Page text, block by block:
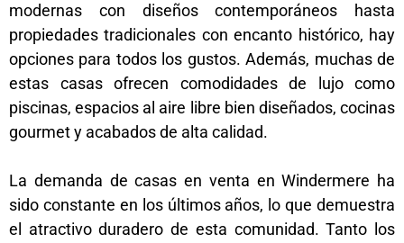
modernas con diseños contemporáneos hasta
propiedades tradicionales con encanto histórico, hay
opciones para todos los gustos. Además, muchas de
estas casas ofrecen comodidades de lujo como
piscinas, espacios al aire libre bien diseñados, cocinas
gourmet y acabados de alta calidad.
La demanda de casas en venta en Windermere ha
sido constante en los últimos años, lo que demuestra
el atractivo duradero de esta comunidad. Tanto los